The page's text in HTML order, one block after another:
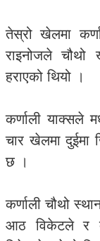
तेस्रो खेलमा
राइनोजले चौथो
हराएको थियो ।
कर्णाली याक्सले
चार खेलमा दुईमा
छ ।
कर्णाली चौथो
आठ विकेटले र